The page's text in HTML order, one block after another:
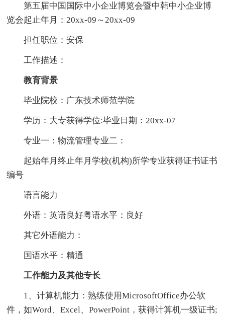
第五届中国国际中小企业博览会暨中韩中小企业博
览会起止年月：20xx-09～20xx-09
担任职位：安保
工作描述：
教育背景
毕业院校：广东技术师范学院
学历：大专获得学位:毕业日期：20xx-07
专业一：物流管理专业二：
起始年月终止年月学校(机构)所学专业获得证书证书
编号
语言能力
外语：英语良好粤语水平：良好
其它外语能力：
国语水平：精通
工作能力及其他专长
1、计算机能力：熟练使用MicrosoftOffice办公软
件，如Word、Excel、PowerPoint，获得计算机一级证书;